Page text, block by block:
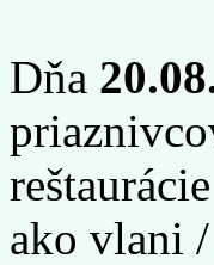
Dňa
ako vlani